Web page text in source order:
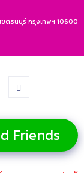
ขตธนบุรี กรุงเทพฯ 10600
Friends